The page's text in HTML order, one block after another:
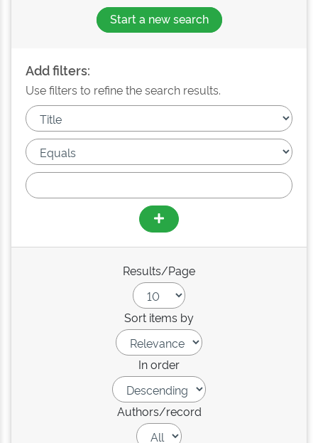
Start a new search
Add filters:
Use filters to refine the search results.
Results/Page
Sort items by
In order
Authors/record